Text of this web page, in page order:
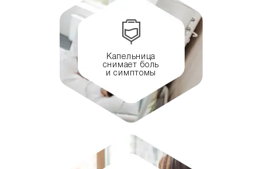
Капельница
снимает боль
и симптомы